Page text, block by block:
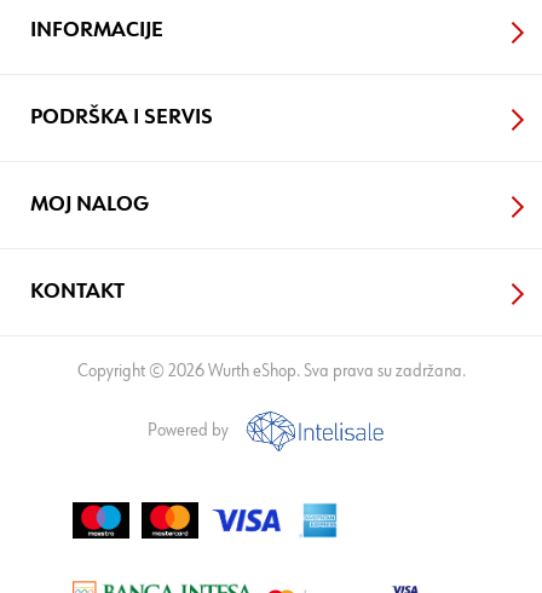
INFORMACIJE
PODRŠKA I SERVIS
MOJ NALOG
KONTAKT
Copyright © 2026 Wurth eShop. Sva prava su zadržana.
Powered by